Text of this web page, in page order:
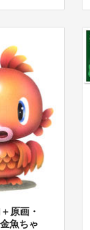
原画・
魚ちゃ